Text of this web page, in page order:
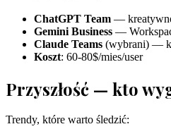
ChatGPT Team —
Gemini Business —
Claude Teams (wybrani) —
Koszt: 60-80$/mies/user
Przyszłość — kto
Trendy, które warto śledzić: